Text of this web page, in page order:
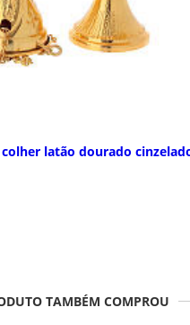
latão dourado
TAMBÉM COMPROU